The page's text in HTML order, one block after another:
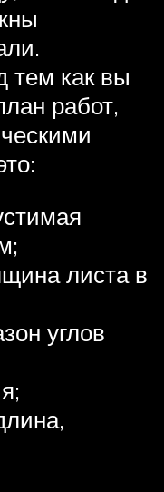
тем как вы
работ,
листа в
углов